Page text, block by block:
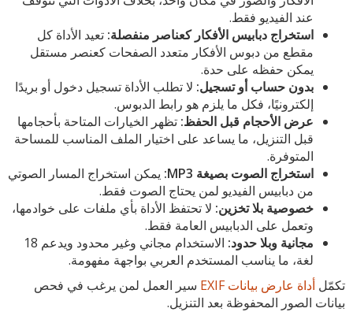
عند الفيديو فقط.
استخراج دبابيس الأفكار كعناصر منفصلة: تعيد الأداة كل
مقطع من دبوس الأفكار متعدد الصفحات كعنصر مستقل
يمكن حفظه على حدة.
بدون حساب أو تسجيل: لا تطلب الأداة تسجيل دخول أو بريدًا
إلكترونيًا، فكل ما يلزم هو رابط الدبوس.
عرض الأحجام قبل الحفظ: تظهر الخيارات المتاحة بأحجامها
قبل التنزيل، ما يساعد على اختيار الملف المناسب للمساحة
المتوفرة.
استخراج الصوت بصيغة MP3:
يمكن استخراج المسار الصوتي
من دبابيس الفيديو لمن يحتاج الصوت فقط.
خصوصية بلا تخزين: لا تحتفظ الأداة بأي ملفات على خوادمها،
وتعمل على الدبابيس العامة فقط.
مجانية وبلا حدود:
الاستخدام مجاني وغير محدود ويدعم 18
لغة، ما يناسب المستخدم العربي بواجهة مفهومة.
تكمّل أداة عارض بيانات EXIF
سير العمل لمن يرغب في فحص
بيانات الصور المحفوظة بعد التنزيل.